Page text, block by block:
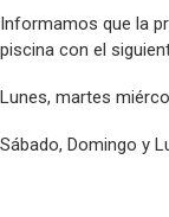
Informamos que la
piscina con el
Lunes, martes
Sábado, Domingo y